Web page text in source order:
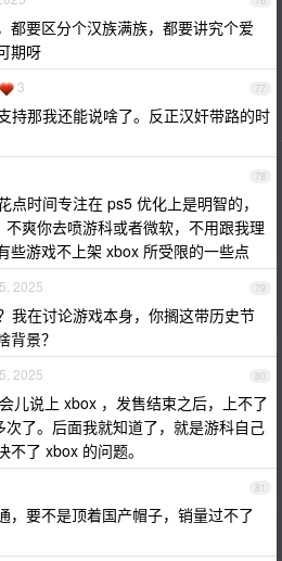
都要区分个汉族满族，都要讲究个爱
期呀
77
3
持那我还能说啥了。反正汉奸带路的时
78
点时间专注在 ps5 优化上是明智的，
爽你去喷游科或者微软，不用跟我理
些游戏不上架 xbox 所受限的一些点
79
2025
我在讨论游戏本身，你搁这带历史节
背景？
80
2025
儿说上 xbox ，发售结束之后，上不了
了。后面我就知道了，就是游科自己
了 xbox 的问题。
81
，要不是顶着国产帽子，销量过不了